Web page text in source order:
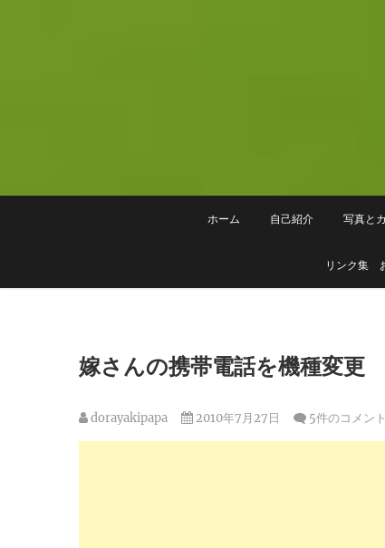
ホーム 自己紹介 写真と
リンク集
嫁さんの携帯電話を機種変更
dorayakipapa 2010年7月27日 5件のコメント